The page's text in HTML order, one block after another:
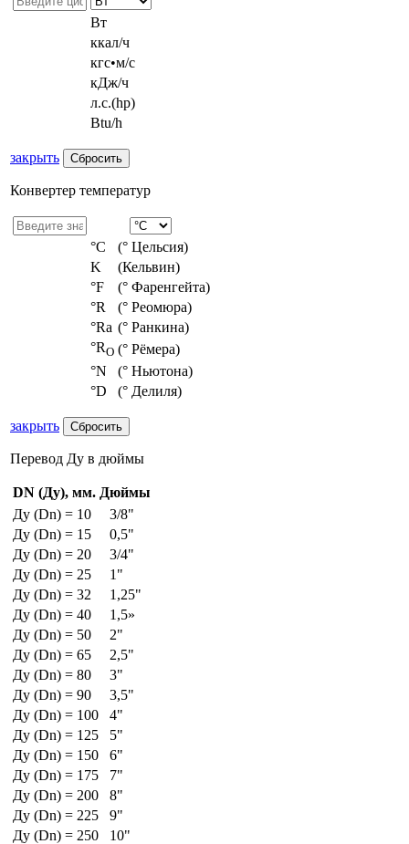
Вт
ккал/ч
кгс•м/с
кДж/ч
л.с.(hp)
Btu/h
закрыть
Конвертер температур
°С
(° Цельсия)
K
(Кельвин)
°F
(° Фаренгейта)
°R
(° Реомюра)
°Ra (° Ранкина)
°RO (° Рёмера)
°N
(° Ньютона)
°D
(° Делиля)
закрыть
Перевод Ду в дюймы
DN (Ду), мм. Дюймы
Ду (Dn) = 10
3/8"
Ду (Dn) = 15
0,5"
Ду (Dn) = 20
3/4"
Ду (Dn) = 25
1"
Ду (Dn) = 32
1,25"
Ду (Dn) = 40
1,5»
Ду (Dn) = 50
2"
Ду (Dn) = 65
2,5"
Ду (Dn) = 80
3"
Ду (Dn) = 90
3,5"
Ду (Dn) = 100
4"
Ду (Dn) = 125
5"
Ду (Dn) = 150
6"
Ду (Dn) = 175
7"
Ду (Dn) = 200
8"
Ду (Dn) = 225
9"
Ду (Dn) = 250
10"